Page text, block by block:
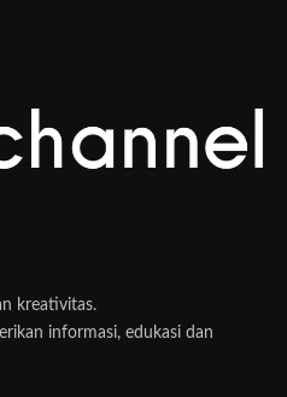
kreativitas.
informasi, edukasi dan